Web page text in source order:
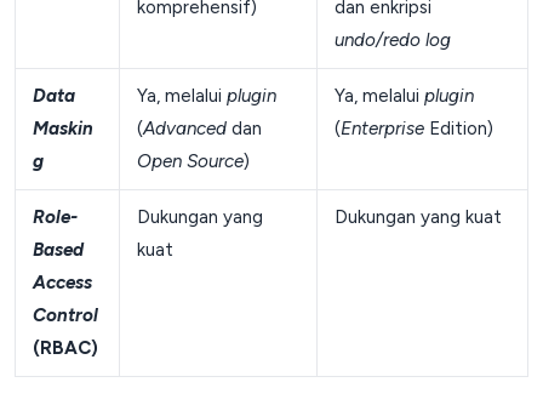
komprehensif)
dan enkripsi
undo/redo log
Data
Maskin
g
Ya, melalui plugin
(Advanceddan
Open Source)
Ya, melalui plugin
(EnterpriseEdition)
Role-
Based
Access
Control
(RBAC)
Dukungan yang
kuat
Dukungan yang kuat